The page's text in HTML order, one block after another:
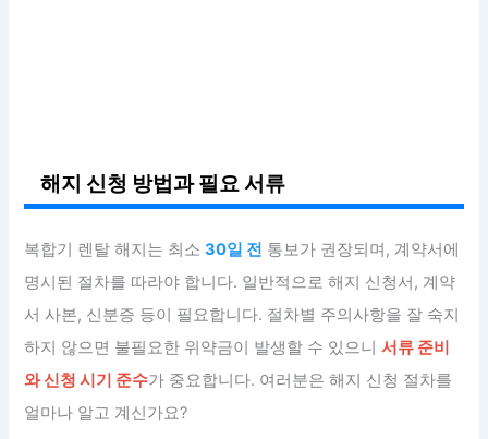
해지 신청 방법과 필요 서류
복합기 렌탈 해지는 최소30일 전 통보가 권장되며, 계약서에
명시된 절차를 따라야 합니다. 일반적으로 해지 신청서, 계약
서 사본, 신분증 등이 필요합니다. 절차별 주의사항을 잘 숙지
하지 않으면 불필요한 위약금이 발생할 수 있으니서류 준비
와 신청 시기 준수가 중요합니다. 여러분은 해지 신청 절차를
얼마나 알고 계신가요?